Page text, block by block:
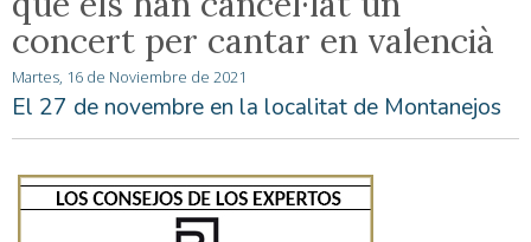
concert per cantar en valencià
Martes, 16 de Noviembre de 2021
El 27 de novembre en la localitat de Montanejos